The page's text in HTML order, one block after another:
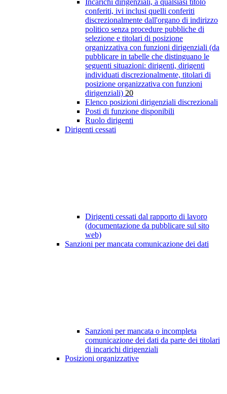
Incarichi dirigenziali, a qualsiasi titolo
conferiti, ivi inclusi quelli conferiti
discrezionalmente dall'organo di indirizzo
politico senza procedure pubbliche di
selezione e titolari di posizione
organizzativa con funzioni dirigenziali (da
pubblicare in tabelle che distinguano le
seguenti situazioni: dirigenti, dirigenti
individuati discrezionalmente, titolari di
posizione organizzativa con funzioni
dirigenziali) 20
Elenco posizioni dirigenziali discrezionali
Posti di funzione disponibili
Ruolo dirigenti
Dirigenti cessati
Dirigenti cessati dal rapporto di lavoro
(documentazione da pubblicare sul sito
web)
Sanzioni per mancata comunicazione dei dati
Sanzioni per mancata o incompleta
comunicazione dei dati da parte dei titolari
di incarichi dirigenziali
Posizioni organizzative